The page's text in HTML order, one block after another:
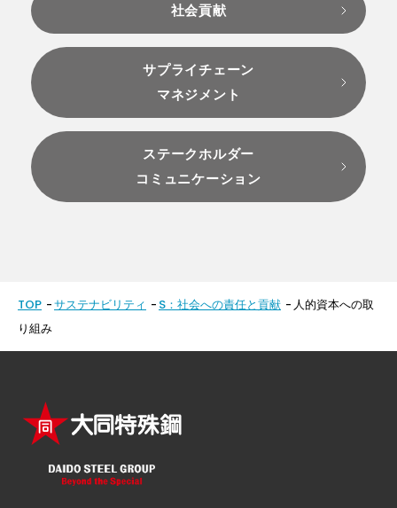
社会貢献
サプライチェーン
マネジメント
ステークホルダー
コミュニケーション
TOP サステナビリティ S：社会への責任と貢献
人的資本への取
り組み